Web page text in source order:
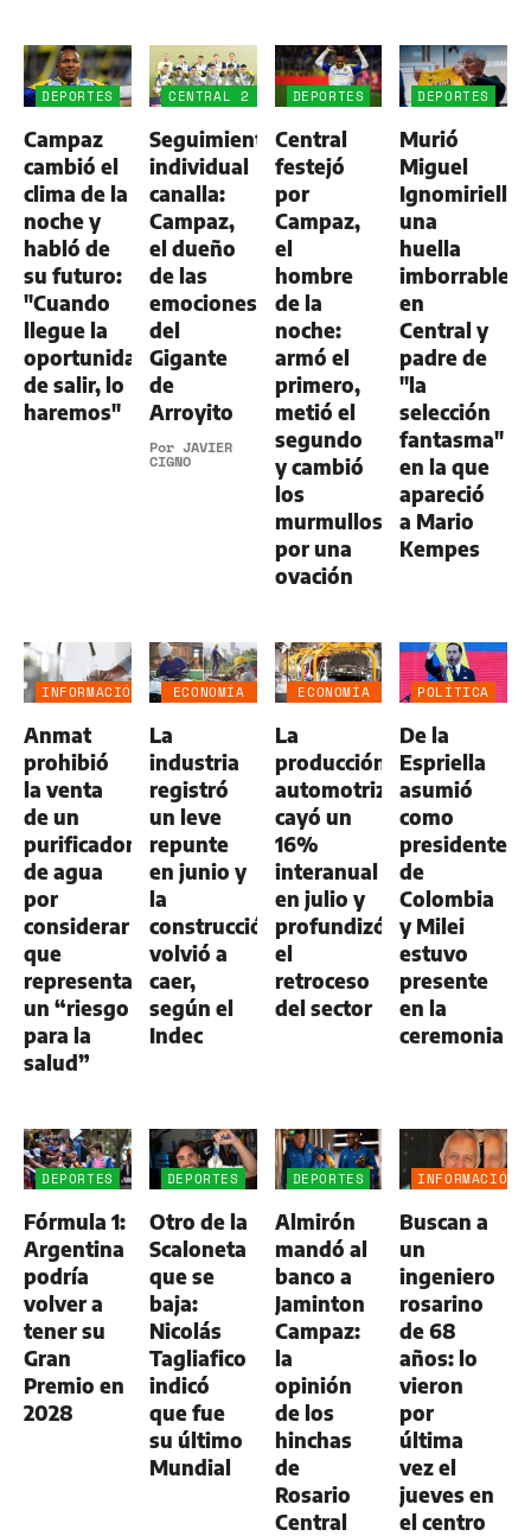
DEPORTES
Campaz
cambió el
clima de la
noche y
habló de
su futuro:
"Cuando
llegue la
oportunidad
de salir, lo
haremos"
CENTRAL 2
ALDOSIVI
1
Seguimiento
individual
canalla:
Campaz,
el dueño
de las
emociones
del
Gigante
de
Arroyito
Por JAVIER
CIGNO
DEPORTES
Central
festejó
por
Campaz,
el
hombre
de la
noche:
armó el
primero,
metió el
segundo
y cambió
los
murmullos
por una
ovación
DEPORTES
Murió
Miguel
Ignomiriello:
una
huella
imborrable
en
Central y
padre de
"la
selección
fantasma"
en la que
apareció
a Mario
Kempes
INFORMACIÓN
Anmat
prohibió
la venta
de un
purificador
de agua
por
considerar
que
representa
un “riesgo
para la
salud”
ECONOMÍA
La
industria
registró
un leve
repunte
en junio y
la
construcción
volvió a
caer,
según el
Indec
ECONOMÍA
La
producción
automotriz
cayó un
16%
interanual
en julio y
profundizó
el
retroceso
del sector
POLÍTICA
De la
Espriella
asumió
como
presidente
de
Colombia
y Milei
estuvo
presente
en la
ceremonia
DEPORTES
Fórmula 1:
Argentina
podría
volver a
tener su
Gran
Premio en
2028
DEPORTES
Otro de la
Scaloneta
que se
baja:
Nicolás
Tagliafico
indicó
que fue
su último
Mundial
DEPORTES
Almirón
mandó al
banco a
Jaminton
Campaz:
la
opinión
de los
hinchas
de
Rosario
Central
INFORMACIÓN
Buscan a
un
ingeniero
rosarino
de 68
años: lo
vieron
por
última
vez el
jueves en
el centro